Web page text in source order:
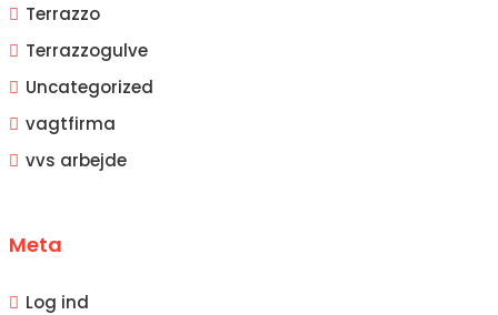
Terrazzo
Terrazzogulve
Uncategorized
vagtfirma
vvs arbejde
Meta
Log ind